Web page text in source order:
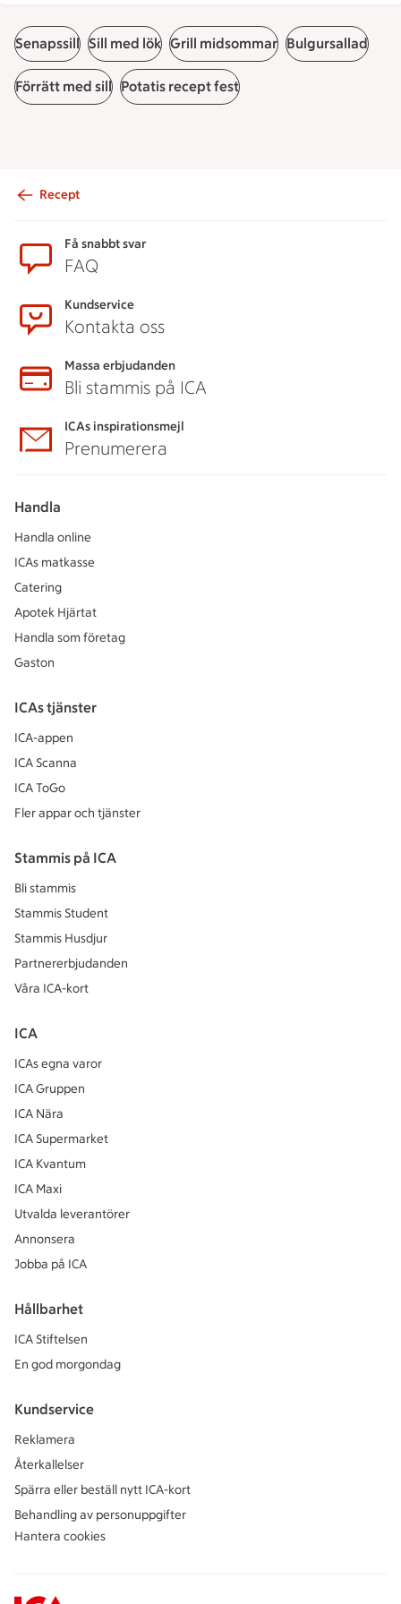
Senapssill Sill med lök Grill midsommar Bulgursallad
Förrätt med sill Potatis recept fest
Recept
Få snabbt svar
FAQ
Kundservice
Kontakta oss
Massa erbjudanden
Bli stammis på ICA
ICAs inspirationsmejl
Prenumerera
Handla
Handla online
ICAs matkasse
Catering
Apotek Hjärtat
Handla som företag
Gaston
ICAs tjänster
ICA-appen
ICA Scanna
ICA ToGo
Fler appar och tjänster
Stammis på ICA
Bli stammis
Stammis Student
Stammis Husdjur
Partnererbjudanden
Våra ICA-kort
ICA
ICAs egna varor
ICA Gruppen
ICA Nära
ICA Supermarket
ICA Kvantum
ICA Maxi
Utvalda leverantörer
Annonsera
Jobba på ICA
Hållbarhet
ICA Stiftelsen
En god morgondag
Kundservice
Reklamera
Återkallelser
Spärra eller beställ nytt ICA-kort
Behandling av personuppgifter
Hantera cookies